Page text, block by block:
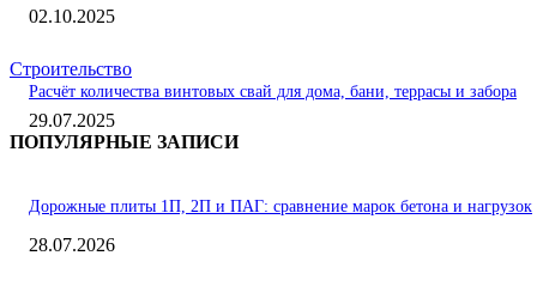
02.10.2025
Строительство
Расчёт количества винтовых свай для дома, бани, террасы и забора
29.07.2025
ПОПУЛЯРНЫЕ ЗАПИСИ
Дорожные плиты 1П, 2П и ПАГ: сравнение марок бетона и нагрузок
28.07.2026